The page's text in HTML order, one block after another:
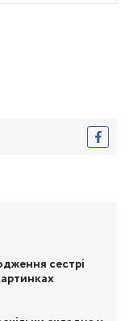
сестрі